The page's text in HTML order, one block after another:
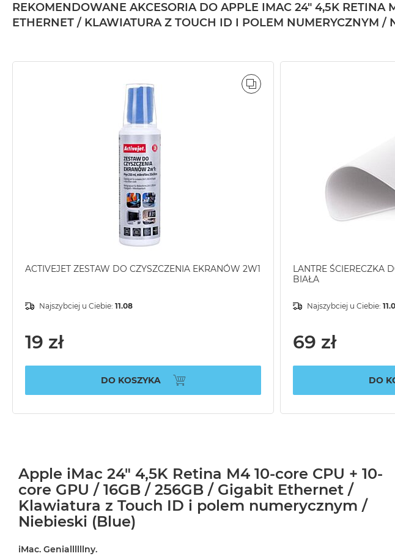
REKOMENDOWANE AKCESORIA DO APPLE IMAC 24" 4,5K RETINA
ETHERNET / KLAWIATURA Z TOUCH ID I POLEM NUMERYCZNYM /
ACTIVEJET ZESTAW DO CZYSZCZENIA EKRANÓW 2W1
Najszybciej u Ciebie: 11.08
19 zł
DO KOSZYKA
PORÓWNAJ
LANTRE ŚCIERECZKA
BIAŁA
Najszybciej u Ciebie:
69 zł
DO
Apple iMac 24" 4,5K Retina M4 10-core CPU + 10-
core GPU / 16GB / 256GB / Gigabit Ethernet /
Klawiatura z Touch ID i polem numerycznym /
Niebieski (Blue)
iMac. Geniallllllny.